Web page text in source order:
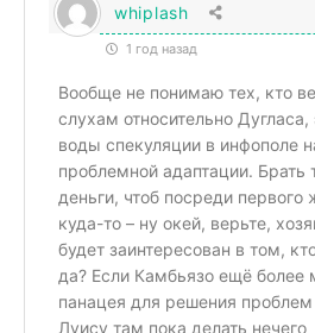
whiplash
1 год назад
Вообще не понимаю тех, кто
слухам относительно Дугласа,
воды спекуляции в инфополе
проблемной адаптации. Брать
деньги, чтоб посреди первого
куда-то – ну окей, верьте,
будет заинтересован в том,
да? Если Камбьязо ещё более
панацея для решения
Луису там пока делать нечего